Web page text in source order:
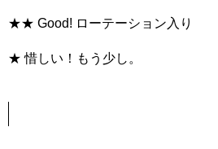
★★ Good! ローテーション入り
★ 惜しい！もう少し。